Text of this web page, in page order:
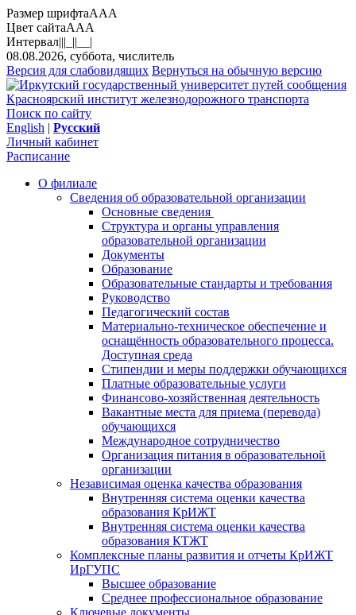
Размер шрифтаAAA
Цвет сайтаAAA
Интервал|||_||__|
08.08.2026, суббота, числитель
Версия для слабовидящих Вернуться на обычную версию
Красноярский институт железнодорожного транспорта
Поиск по сайту
English | Русский
Личный кабинет
Расписание
О филиале
Сведения об образовательной организации
Основные сведения
Структура и органы управления
образовательной организации
Документы
Образование
Образовательные стандарты и требования
Руководство
Педагогический состав
Материально-техническое обеспечение и
оснащённость образовательного процесса.
Доступная среда
Стипендии и меры поддержки обучающихся
Платные образовательные услуги
Финансово-хозяйственная деятельность
Вакантные места для приема (перевода)
обучающихся
Международное сотрудничество
Организация питания в образовательной
организации
Независимая оценка качества образования
Внутренняя система оценки качества
образования КрИЖТ
Внутренняя система оценки качества
образования КТЖТ
Комплексные планы развития и отчеты КрИЖТ
ИрГУПС
Высшее образование
Среднее профессиональное образование
Ключевые документы